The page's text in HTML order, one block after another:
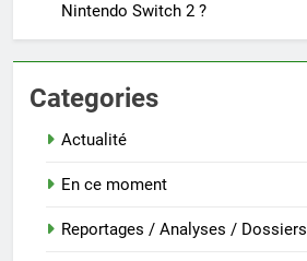
Nintendo Switch 2 ?
Categories
Actualité
En ce moment
Reportages / Analyses / Dossiers